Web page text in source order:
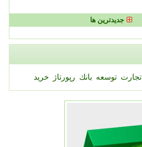
جدیدترین ها
تجارت توسعه بانك رپورتاژ خرید